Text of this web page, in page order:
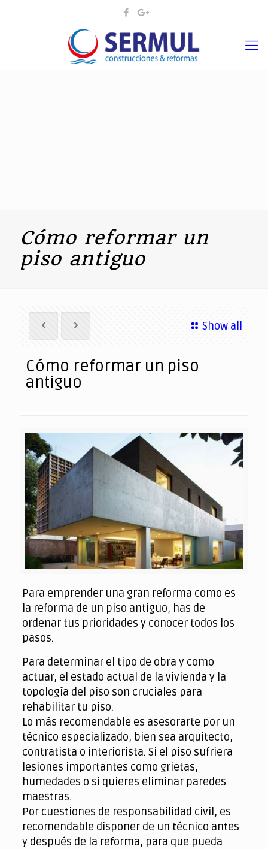
Cómo reformar un
piso antiguo
Show all
Cómo reformar un piso
antiguo
Para emprender una gran reforma como es
la reforma de un piso antiguo, has de
ordenar tus prioridades y conocer todos los
pasos.
Para determinar el tipo de obra y como
actuar, el estado actual de la vivienda y la
topología del piso son cruciales para
rehabilitar tu piso.
Lo más recomendable es asesorarte por un
técnico especializado, bien sea arquitecto,
contratista o interiorista. Si el piso sufriera
lesiones importantes como grietas,
humedades o si quieres eliminar paredes
maestras.
Por cuestiones de responsabilidad civil, es
recomendable disponer de un técnico antes
y después de la reforma, para que pueda